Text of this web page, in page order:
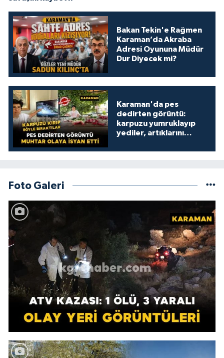
Bakan Tekin'e Rağmen
Karaman’da Akraba
Adresi Oyununa Müdür
Dur Diyecek mi?
Karaman'da pes
dedirten görüntü:
karpuzu yumruklayıp
yediler, artıklarını
Foto Galeri